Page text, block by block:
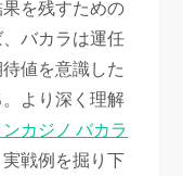
を残すための
バカラは運任
値を意識した
。より深く理解
カジノ バカラ
戦例を掘り下